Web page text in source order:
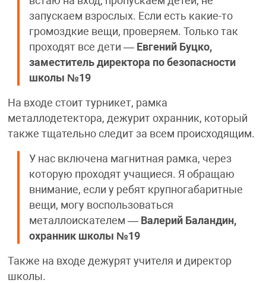
запускаем взрослых. Если есть какие-то
громоздкие вещи, проверяем. Только так
проходят все дети — Евгений Буцко,
заместитель директора по безопасности
школы №19
На входе стоит турникет, рамка
металлодетектора, дежурит охранник, который
также тщательно следит за всем происходящим.
У нас включена магнитная рамка, через
которую проходят учащиеся. Я обращаю
внимание, если у ребят крупногабаритные
вещи, могу воспользоваться
металлоискателем — Валерий Баландин,
охранник школы №19
Также на входе дежурят учителя и директор
школы.